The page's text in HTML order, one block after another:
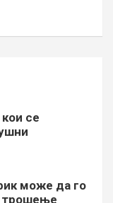
се
може да го
трошење